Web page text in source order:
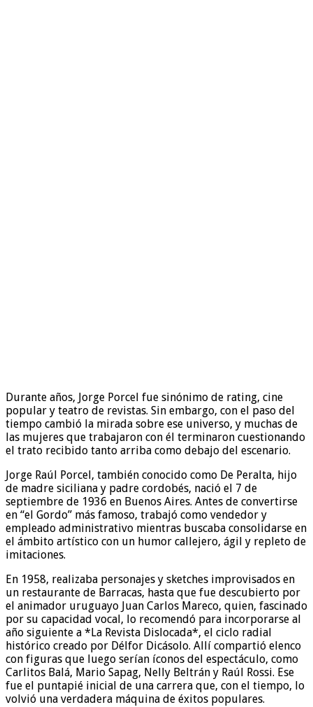
Durante años, Jorge Porcel fue sinónimo de rating, cine
popular y teatro de revistas. Sin embargo, con el paso del
tiempo cambió la mirada sobre ese universo, y muchas de
las mujeres que trabajaron con él terminaron cuestionando
el trato recibido tanto arriba como debajo del escenario.
Jorge Raúl Porcel, también conocido como De Peralta, hijo
de madre siciliana y padre cordobés, nació el 7 de
septiembre de 1936 en Buenos Aires. Antes de convertirse
en “el Gordo” más famoso, trabajó como vendedor y
empleado administrativo mientras buscaba consolidarse en
el ámbito artístico con un humor callejero, ágil y repleto de
imitaciones.
En 1958, realizaba personajes y sketches improvisados en
un restaurante de Barracas, hasta que fue descubierto por
el animador uruguayo Juan Carlos Mareco, quien, fascinado
por su capacidad vocal, lo recomendó para incorporarse al
año siguiente a *La Revista Dislocada*, el ciclo radial
histórico creado por Délfor Dicásolo. Allí compartió elenco
con figuras que luego serían íconos del espectáculo, como
Carlitos Balá, Mario Sapag, Nelly Beltrán y Raúl Rossi. Ese
fue el puntapié inicial de una carrera que, con el tiempo, lo
volvió una verdadera máquina de éxitos populares.